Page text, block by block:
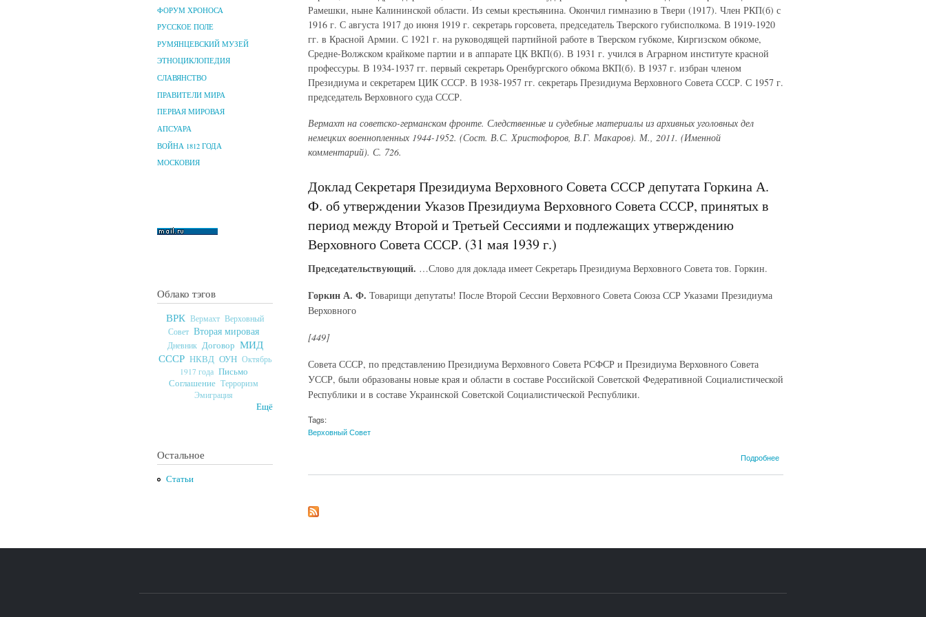
ФОРУМ ХРОНОСА
РУССКОЕ ПОЛЕ
РУМЯНЦЕВСКИЙ МУЗЕЙ
ЭТНОЦИКЛОПЕДИЯ
СЛАВЯНСТВО
ПРАВИТЕЛИ МИРА
ПЕРВАЯ МИРОВАЯ
АПСУАРА
ВОЙНА 1812 ГОДА
МОСКОВИЯ
Облако тэгов
ВРК Вермахт Верховный
Совет Вторая мировая
Дневник Договор МИД
СССР НКВД ОУН Октябрь
1917 года Письмо
Соглашение Терроризм
Эмиграция
Ещё
Остальное
Статьи
Рамешки, ныне Калининской области. Из семьи крестьянина. Окончил гимназию в Твери (1917). Член РКП(б) с
1916 г. С августа 1917 до июня 1919 г. секретарь горсовета, председатель Тверского губисполкома. В 1919-1920
гг. в Красной Армии. С 1921 г. на руководящей партийной работе в Тверском губкоме, Киргизском обкоме,
Средне-Волжском крайкоме партии и в аппарате ЦК ВКП(б). В 1931 г. учился в Аграрном институте красной
профессуры. В 1934-1937 гг. первый секретарь Оренбургского обкома ВКП(б). В 1937 г. избран членом
Президиума и секретарем ЦИК СССР. В 1938-1957 гг. секретарь Президиума Верховного Совета СССР. С 1957 г.
председатель Верховного суда СССР.
Вермахт на советско-германском фронте. Следственные и судебные материалы из архивных уголовных дел
немецких военнопленных 1944-1952. (Сост. В.С. Христофоров, В.Г. Макаров). М., 2011. (Именной
комментарий). С. 726.
Доклад Секретаря Президиума Верховного Совета СССР депутата Горкина А.
Ф. об утверждении Указов Президиума Верховного Совета СССР, принятых в
период между Второй и Третьей Сессиями и подлежащих утверждению
Верховного Совета СССР. (31 мая 1939 г.)
Председательствующий. …Слово для доклада имеет Секретарь Президиума Верховного Совета тов. Горкин.
Горкин А. Ф. Товарищи депутаты! После Второй Сессии Верховного Совета Союза ССР Указами Президиума
Верховного
[449]
Совета СССР, по представлению Президиума Верховного Совета РСФСР и Президиума Верховного Совета
УССР, были образованы новые края и области в составе Российской Советской Федеративной Социалистической
Республики и в составе Украинской Советской Социалистической Республики.
Tags:
Верховный Совет
Подробнее
Президиума
об
Верховного